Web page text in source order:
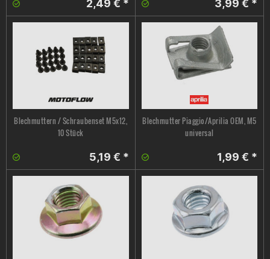
2,49 € * 3,99 € *
Blechmuttern / Schraubenset M5x12,
10 Stück
5,19 € *
Blechmutter Piaggio/Aprilia OEM, M5
universal
1,99 € *